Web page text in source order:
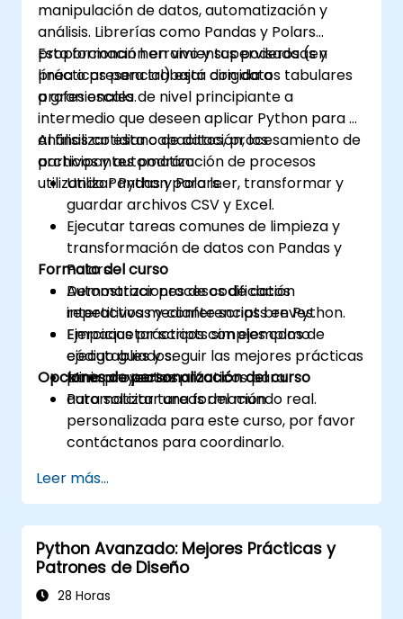
manipulación de datos, automatización y
análisis. Librerías como Pandas y Polars
proporcionan herramientas poderosas y
prácticas para trabajar con datos tabulares
a gran escala.
Esta formación en vivo y supervisada (en
línea o presencial) está dirigida a
profesionales de nivel principiante a
intermedio que deseen aplicar Python para el
análisis cotidiano de datos, procesamiento de
archivos y automatización de procesos
utilizando Pandas y Polars.
Al finalizar esta capacitación, los
participantes podrán:
Utilizar Python para leer, transformar y
guardar archivos CSV y Excel.
Ejecutar tareas comunes de limpieza y
transformación de datos con Pandas y
Polars.
Automatizar procesos de datos
repetitivos mediante scripts en Python.
Empaquetar scripts simples como
ejecutables y seguir las mejores prácticas
para proyectos.
Formato del curso
Demostraciones de codificación
interactivas y conferencias breves.
Ejercicios prácticos con ejemplos de
código guiados.
Mini-proyectos prácticos para
automatizar tareas del mundo real.
Opciones de personalización del curso
Para solicitar una formación
personalizada para este curso, por favor
contáctanos para coordinarlo.
Leer más...
Python Avanzado: Mejores Prácticas y
Patrones de Diseño
28 Horas